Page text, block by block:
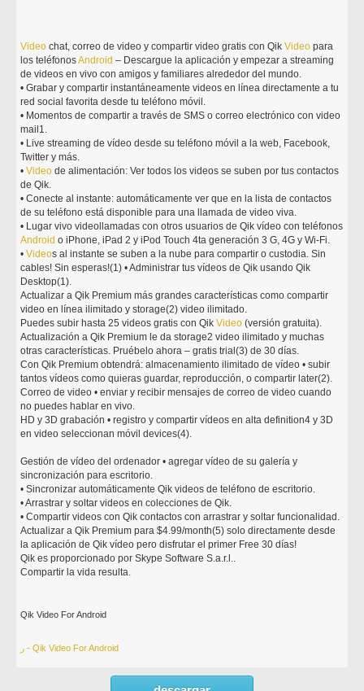
Video chat, correo de video y compartir video gratis con QikVideo para
los teléfonosAndroid – Descargue la aplicación y empezar a streaming
de videos en vivo con amigos y familiares alrededor del mundo.
• Grabar y compartir instantáneamente videos en línea directamente a tu
red social favorita desde tu teléfono móvil.
• Momentos de compartir a través de SMS o correo electrónico con video
mail1.
• Live streaming de vídeo desde su teléfono móvil a la web, Facebook,
Twitter y más.
•Video de alimentación: Ver todos los videos se suben por tus contactos
de Qik.
• Conecte al instante: automáticamente ver que en la lista de contactos
de su teléfono está disponible para una llamada de video viva.
• Lugar vivo videollamadas con otros usuarios de Qik vídeo con teléfonos
Android o iPhone, iPad 2 y iPod Touch 4ta generación 3 G, 4G y Wi-Fi.
•Videos al instante se suben a la nube para compartir o custodia. Sin
cables! Sin esperas!(1) • Administrar tus vídeos de Qik usando Qik
Desktop(1).
Actualizar a Qik Premium más grandes características como compartir
video en línea ilimitado y storage(2) video ilimitado.
Puedes subir hasta 25 videos gratis con QikVideo (versión gratuita).
Actualización a Qik Premium le da storage2 video ilimitado y muchas
otras características. Pruébelo ahora – gratis trial(3) de 30 días.
Con Qik Premium obtendrá: almacenamiento ilimitado de vídeo • subir
tantos vídeos como quieras guardar, reproducción, o compartir later(2).
Correo de video • enviar y recibir mensajes de correo de video cuando
no puedes hablar en vivo.
HD y 3D grabación • registro y compartir vídeos en alta definition4 y 3D
en video seleccionan móvil devices(4).
Gestión de vídeo del ordenador • agregar vídeo de su galería y
sincronización para escritorio.
• Sincronizar automáticamente Qik videos de teléfono de escritorio.
• Arrastrar y soltar videos en colecciones de Qik.
• Compartir videos con Qik contactos con arrastrar y soltar funcionalidad.
Actualizar a Qik Premium para $4.99/month(5) solo directamente desde
la aplicación de Qik vídeo pero disfrutar el primer Free 30 días!
Qik es proporcionado por Skype Software S.a.r.l..
Compartir la vida resulta.
Qik Video For Android
ر - Qik Video For Android